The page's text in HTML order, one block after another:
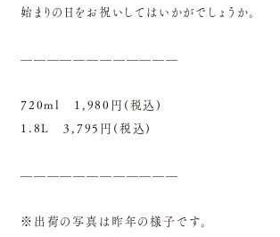
始まりの日をお祝いしてはいかがでしょうか。
————————————
720ml 1,980円(税込)
1.8L 3,795円(税込)
————————————
※出荷の写真は昨年の様子です。